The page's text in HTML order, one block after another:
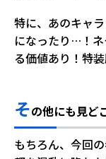
特に、あのキャ
になったり…！
る価値あり！特
その他にも見ど
もちろん、今回